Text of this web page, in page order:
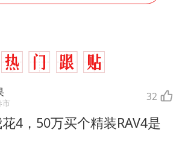
市 32
4，50万买个精装RAV4是